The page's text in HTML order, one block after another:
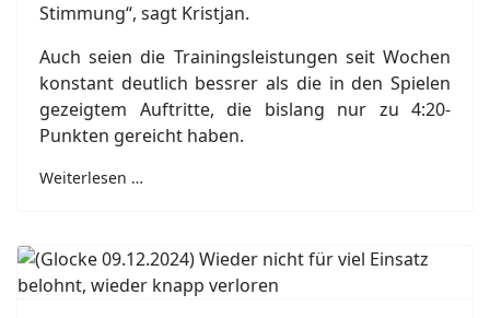
Stimmung“, sagt Kristjan.
Auch seien die Trainingsleistungen seit Wochen
konstant deutlich bessrer als die in den Spielen
gezeigtem Auftritte, die bislang nur zu 4:20-
Punkten gereicht haben.
Weiterlesen …